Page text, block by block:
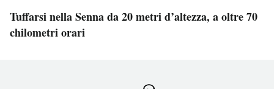
Tuffarsi nella Senna da 20 metri d’altezza, a oltre 70
chilometri orari